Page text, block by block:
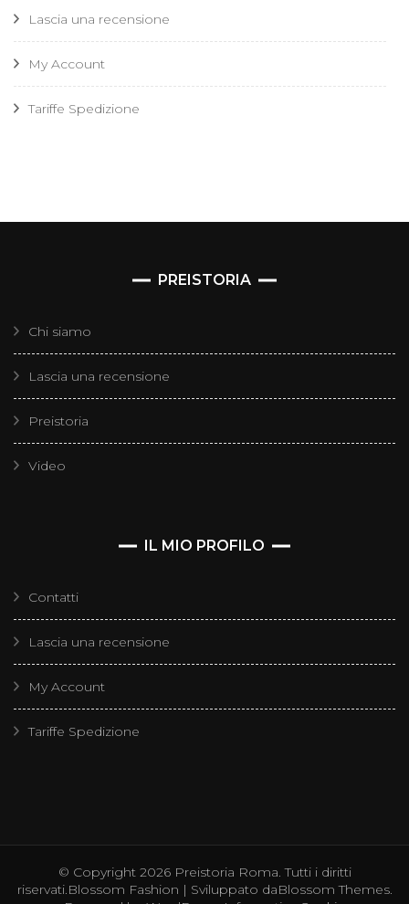
Lascia una recensione
My Account
Tariffe Spedizione
PREISTORIA
Chi siamo
Lascia una recensione
Preistoria
Video
IL MIO PROFILO
Contatti
Lascia una recensione
My Account
Tariffe Spedizione
© Copyright 2026 Preistoria Roma. Tutti i diritti
riservati.Blossom Fashion | Sviluppato daBlossom Themes.